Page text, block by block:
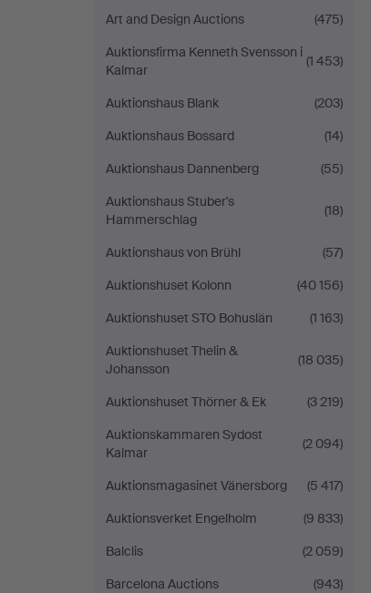
Art and Design Auctions
(475)
Auktionsfirma Kenneth Svensson i
Kalmar
(1 453)
Auktionshaus Blank
(203)
Auktionshaus Bossard
(14)
Auktionshaus Dannenberg
(55)
Auktionshaus Stuber's
Hammerschlag
(18)
Auktionshaus von Brühl
(57)
Auktionshuset Kolonn
(40 156)
Auktionshuset STO Bohuslän
(1 163)
Auktionshuset Thelin &
Johansson
(18 035)
Auktionshuset Thörner & Ek
(3 219)
Auktionskammaren Sydost
Kalmar
(2 094)
Auktionsmagasinet Vänersborg
(5 417)
Auktionsverket Engelholm
(9 833)
Balclis
(2 059)
Barcelona Auctions
(943)